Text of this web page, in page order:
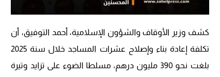
كشف وزير الأوقاف والشؤون الإسلامية، أحمد التوفيق، أن
تكلفة إعادة بناء وإصلاح عشرات المساجد خلال سنة 2025
بلغت نحو 390 مليون درهم، مسلطا الضوء على تزايد وتيرة